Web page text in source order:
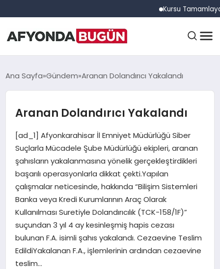
Kursu Tamamlayan
ANASAYFA
GÜNDEM
EĞITIM
DÜNYA
EKONOMI
Ana Sayfa Gündem Aranan Dolandırıcı Yakalandı
Aranan Dolandırıcı Yakalandı
[ad_1] Afyonkarahisar İl Emniyet Müdürlüğü Siber
Suçlarla Mücadele Şube Müdürlüğü ekipleri, aranan
şahısların yakalanmasına yönelik gerçekleştirdikleri
başarılı operasyonlarla dikkat çekti.Yapılan
çalışmalar neticesinde, hakkında “Bilişim Sistemleri
Banka veya Kredi Kurumlarının Araç Olarak
Kullanılması Suretiyle Dolandırıcılık (TCK-158/1F)”
suçundan 3 yıl 4 ay kesinleşmiş hapis cezası
bulunan F.A. isimli şahıs yakalandı. Cezaevine Teslim
EdildiYakalanan F.A., işlemlerinin ardından cezaevine
teslim…